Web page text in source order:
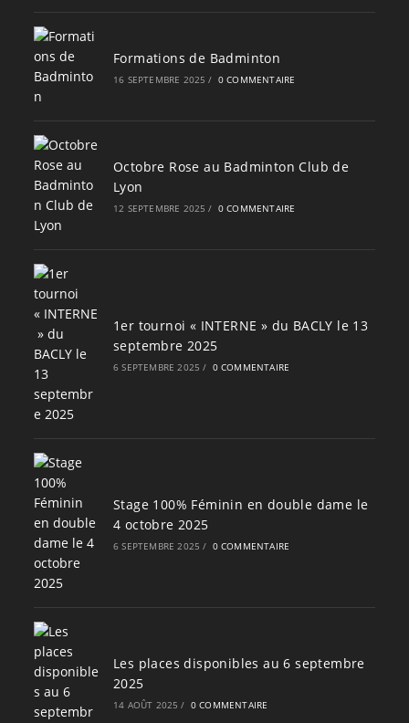
Formations de Badminton
16 SEPTEMBRE 2025 / 0 COMMENTAIRE
Octobre Rose au Badminton Club de
Lyon
12 SEPTEMBRE 2025 / 0 COMMENTAIRE
1er tournoi « INTERNE » du BACLY le 13
septembre 2025
6 SEPTEMBRE 2025 / 0 COMMENTAIRE
Stage 100% Féminin en double dame le
4 octobre 2025
6 SEPTEMBRE 2025 / 0 COMMENTAIRE
Les places disponibles au 6 septembre
2025
14 AOÛT 2025 / 0 COMMENTAIRE